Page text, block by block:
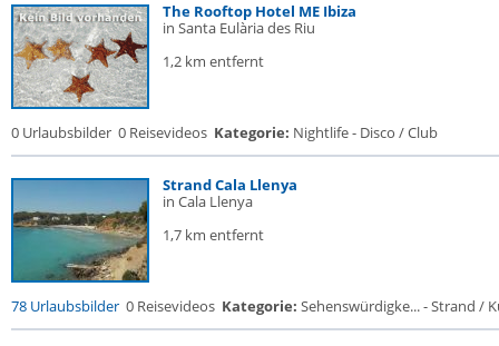
The Rooftop Hotel ME Ibiza
in Santa Eulària des Riu
1,2 km entfernt
0 Urlaubsbilder 0 Reisevideos Kategorie: Nightlife - Disco / Club
Strand Cala Llenya
in Cala Llenya
1,7 km entfernt
78 Urlaubsbilder 0 Reisevideos Kategorie: Sehenswürdigke... - Strand /